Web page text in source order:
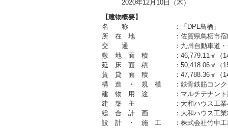
2020年12月10日（木 ）
【建物概要】
名 称 ：「DPL鳥栖」
所 在 地 ：佐賀県鳥栖市宿町字平
交 通 ：九州自動車道・長崎自動
敷 地 面 積 ：46,779.11㎡（
延 床 面 積 ：50,418.06㎡（
賃 貸 面 積 ：47,788.36㎡（
構 造 ・ 規 模 ：鉄骨鉄筋コンクリ
建 物 用 途 ：マルチテナント型
建 築 主 ：大和ハウス工業株
総 合 計 画 ：大和ハウス工業
設 計 ・ 施 工 ：株式会社竹中工